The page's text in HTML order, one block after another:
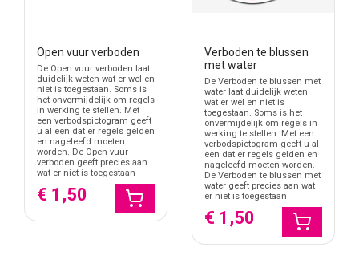
Open vuur verboden
De Open vuur verboden laat
duidelijk weten wat er wel en
niet is toegestaan. Soms is
het onvermijdelijk om regels
in werking te stellen. Met
een verbodspictogram geeft
u al een dat er regels gelden
en nageleefd moeten
worden. De Open vuur
verboden geeft precies aan
wat er niet is toegestaan
€ 1,50
Verboden te blussen
met water
De Verboden te blussen met
water laat duidelijk weten
wat er wel en niet is
toegestaan. Soms is het
onvermijdelijk om regels in
werking te stellen. Met een
verbodspictogram geeft u al
een dat er regels gelden en
nageleefd moeten worden.
De Verboden te blussen met
water geeft precies aan wat
er niet is toegestaan
€ 1,50